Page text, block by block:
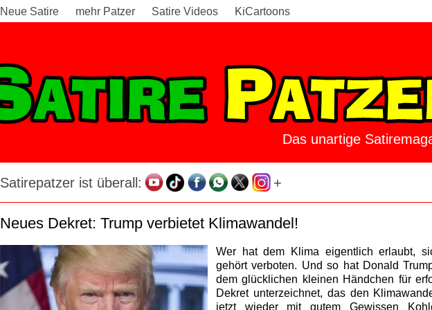
Neue Satire mehr Patzer Satire Videos KiCartoons
Das unartige
Satirepatzer ist überall: +
Neues Dekret: Trump verbietet Klimawandel!
Wer hat dem Klima eigentlich erlaubt,
gehört verboten. Und so hat Donald
dem glücklichen kleinen Händchen für
Dekret unterzeichnet, das den
jetzt wieder mit gutem Gewissen